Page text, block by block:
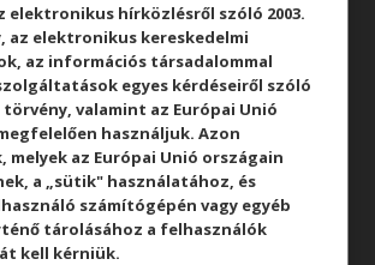
Üzletek
Akciók
Aktualitások
elektronikus hírközlésről szóló 2003.
az elektronikus kereskedelmi
az információs társadalommal
egyes kérdéseiről szóló
törvény, valamint az Európai Unió
használjuk. Azon
melyek az Európai Unió országain
a „sütik" használatához, és
számítógépén vagy egyéb
tárolásához a felhasználók
kell kérniük.